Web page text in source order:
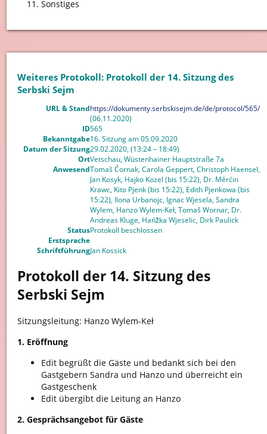
Sonstiges
Weiteres Protokoll: Protokoll der 14. Sitzung des
Serbski Sejm
URL & Standhttps://dokumenty.serbskisejm.de/de/protocol/565/
(06.11.2020)
ID565
Bekanntgabe16. Sitzung am 05.09.2020
Datum der Sitzung29.02.2020, (13:24 – 18:49)
OrtVetschau, Wüstenhainer Hauptstraße 7a
AnwesendTomaš Čornak, Carola Geppert, Christoph Haensel,
Jan Kosyk, Hajko Kozel (bis 15:22), Dr. Měrćin
Krawc, Kito Pjenk (bis 15:22), Edith Pjenkowa (bis
15:22), Ilona Urbanojc, Ignac Wjesela, Sandra
Wylem, Hanzo Wylem-Keł, Tomaš Wornar, Dr.
Andreas Kluge, Hańẑka Wjeselic, Dirk Paulick
StatusProtokoll beschlossen
Erstsprache
SchriftführungJan Kossick
Protokoll der 14. Sitzung des
Serbski Sejm
Sitzungsleitung: Hanzo Wylem-Keł
1. Eröffnung
Edit begrüßt die Gäste und bedankt sich bei den
Gastgebern Sandra und Hanzo und überreicht ein
Gastgeschenk
Edit übergibt die Leitung an Hanzo
2. Gesprächsangebot für Gäste